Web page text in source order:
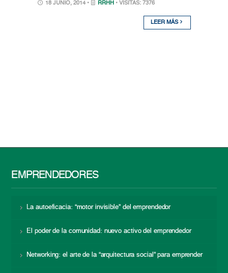
18 JUNIO, 2014 • RRHH • VISITAS: 7376
LEER MÁS
EMPRENDEDORES
La autoeficacia: “motor invisible” del emprendedor
El poder de la comunidad: nuevo activo del emprendedor
Networking: el arte de la “arquitectura social” para emprender